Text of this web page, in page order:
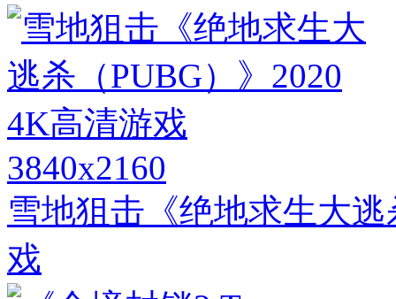
3840x2160
雪地狙击《绝地求生大
戏